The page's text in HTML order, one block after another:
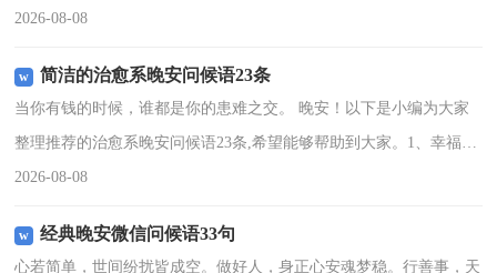
底什么样的问候语才是走心的呢？以下是小编帮大家整理的简单的美
2026-08-08
简洁的治愈系晚安问候语23条
当你有钱的时候，谁都是你的患难之交。 晚安！以下是小编为大家
整理推荐的治愈系晚安问候语23条,希望能够帮助到大家。1、幸福，
她不是在路上，就是在路的尽头。晚安！2、不知道你在在做什么，
2026-08-08
经典晚安微信问候语33句
心若简单，世间纷扰皆成空。做好人，身正心安魂梦稳。行善事，天